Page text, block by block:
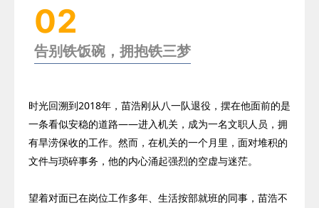
02
告别铁饭碗，拥抱铁三梦
时光回溯到2018年，苗浩刚从八一队退役，摆在他面前的是
一条看似安稳的道路——进入机关，成为一名文职人员，拥
有旱涝保收的工作。然而，在机关的一个月里，面对堆积的
文件与琐碎事务，他的内心涌起强烈的空虚与迷茫。
望着对面已在岗位工作多年、生活按部就班的同事，苗浩不